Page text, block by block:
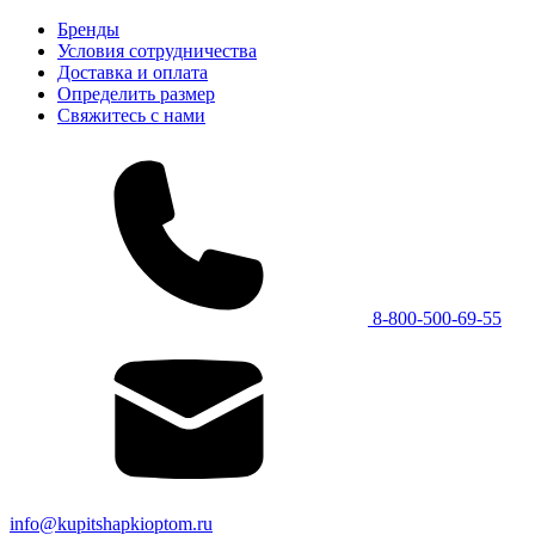
Бренды
Условия сотрудничества
Доставка и оплата
Определить размер
Свяжитесь с нами
8-800-500-69-55
info@kupitshapkioptom.ru